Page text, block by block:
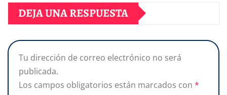
DEJA UNA RESPUESTA
Tu dirección de correo electrónico no será
publicada.
Los campos obligatorios están marcados con *